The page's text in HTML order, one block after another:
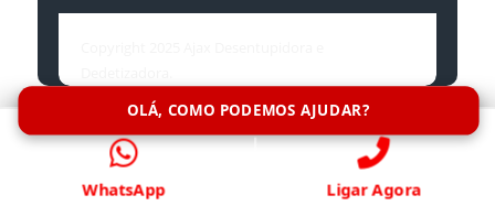
OLÁ, COMO PODEMOS AJUDAR?
WhatsApp Ligar Agora